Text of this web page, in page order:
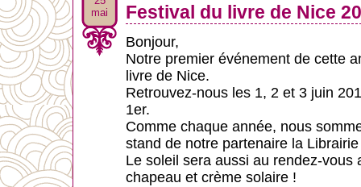
mai
Festival du livre de Nice
Bonjour,
Notre premier événement de cette
livre de Nice.
Retrouvez-nous les 1, 2 et 3 juin
1er.
Comme chaque année, nous
stand de notre partenaire la
Le soleil sera aussi au rendez-vous
chapeau et crème solaire !